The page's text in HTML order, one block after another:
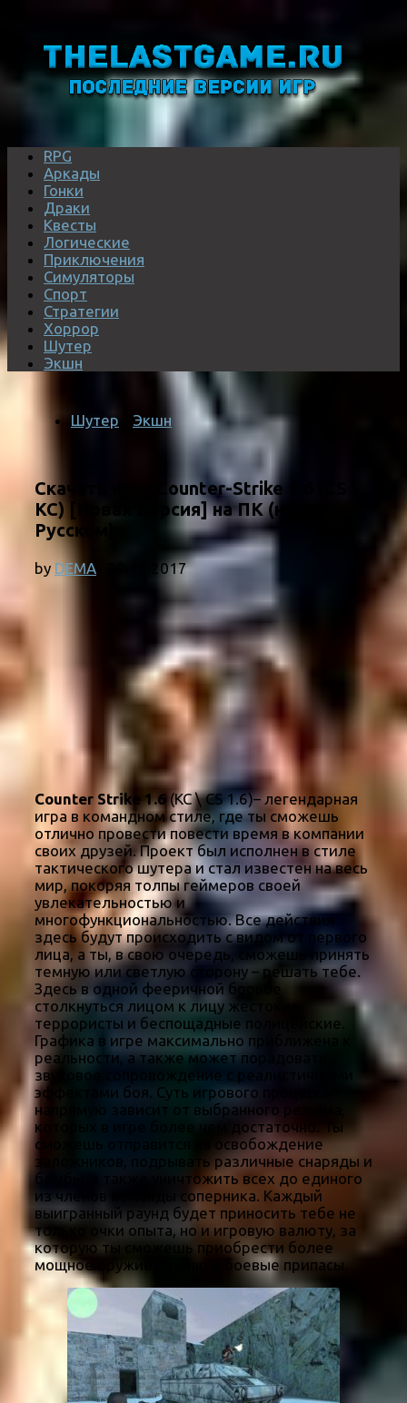
RPG
Аркады
Гонки
Драки
Квесты
Логические
Приключения
Симуляторы
Спорт
Стратегии
Хоррор
Шутер
Экшн
Шутер Экшн
Скачать игру Counter-Strike 1.6 (CS \
КС) [Новая Версия] на ПК (на
Русском)
by DEMA 29.11.2017
Counter Strike 1.6 (КС \ СS 1.6)– легендарная
игра в командном стиле, где ты сможешь
отлично провести повести время в компании
своих друзей. Проект был исполнен в стиле
тактического шутера и стал известен на весь
мир, покоряя толпы геймеров своей
увлекательностью и
многофункциональностью. Все действия
здесь будут происходить с видом от первого
лица, а ты, в свою очередь, сможешь принять
темную или светлую сторону – решать тебе.
Здесь в одной фееричной борьбе
столкнуться лицом к лицу жестокие
террористы и беспощадные полицейские.
Графика в игре максимально приближена к
реальности, а также может порадовать
звуковое сопровождение с реалистичными
эффектами боя. Суть игрового процесса
напрямую зависит от выбранного режима,
которых в игре более чем достаточно. Ты
сможешь отправится на освобождение
заложников, подрывать различные снаряды и
бомбы, а также уничтожить всех до единого
из членов команды соперника. Каждый
выигранный раунд будет приносить тебе не
только очки опыта, но и игровую валюту, за
которую ты сможешь приобрести более
мощное оружие, броню и боевые припасы.